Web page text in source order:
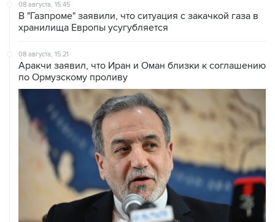
08 августа, 15:45
В "Газпроме" заявили, что ситуация с закачкой газа в
хранилища Европы усугубляется
08 августа, 15:21
Аракчи заявил, что Иран и Оман близки к соглашению
по Ормузскому проливу